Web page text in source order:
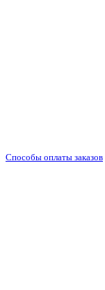
Способы оплаты заказов